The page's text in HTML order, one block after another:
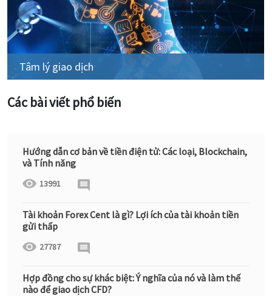
Tâm lý giao dịch
Các bài viết phổ biến
Hướng dẫn cơ bản về tiền điện tử: Các loại, Blockchain,
và Tính năng
13991
Tài khoản Forex Cent là gì? Lợi ích của tài khoản tiền
gửi thấp
27787
Hợp đồng cho sự khác biệt: Ý nghĩa của nó và làm thế
nào để giao dịch CFD?